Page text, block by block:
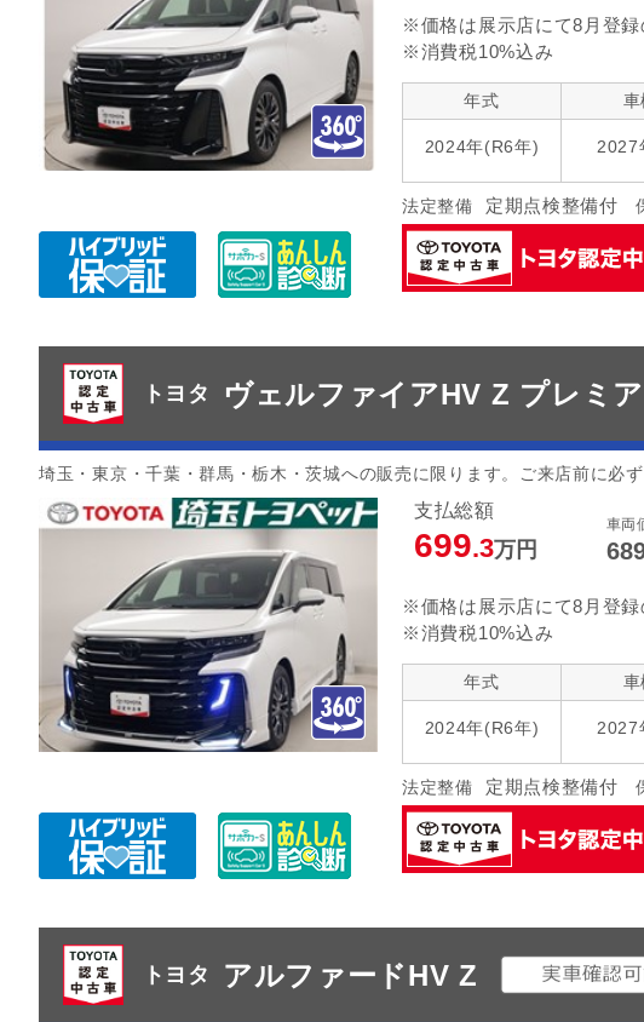
※価格は展示店にて8月登録
※消費税10%込み
年式
2024年(R6年)
車
2027
法定整備 定期点検整備付
トヨタ ヴェルファイアHV Z プレミア
埼玉・東京・千葉・群馬・栃木・茨城への販売に限ります。ご来店前に必ず
支払総額
699.3万円
車両
※価格は展示店にて8月登録
※消費税10%込み
年式
2024年(R6年)
車
2027
法定整備 定期点検整備付
トヨタ アルファードHV Z